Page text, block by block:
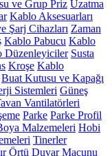
ve Grup Priz Uzatma
Kablo Aksesuarları
Şarj Cihazları Zaman
Kablo Pabucu Kablo
Düzenleyiciler Susta
Kroşe Kablo
Buat Kutusu ve Kapağı
Sistemleri Güneş
Vantilatörleri
Parke Parke Profil
Malzemeleri Hobi
Tinerler
Örtü Duvar Macunu